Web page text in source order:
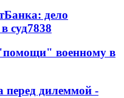
дело
суд7838
военному в
перед дилеммой -